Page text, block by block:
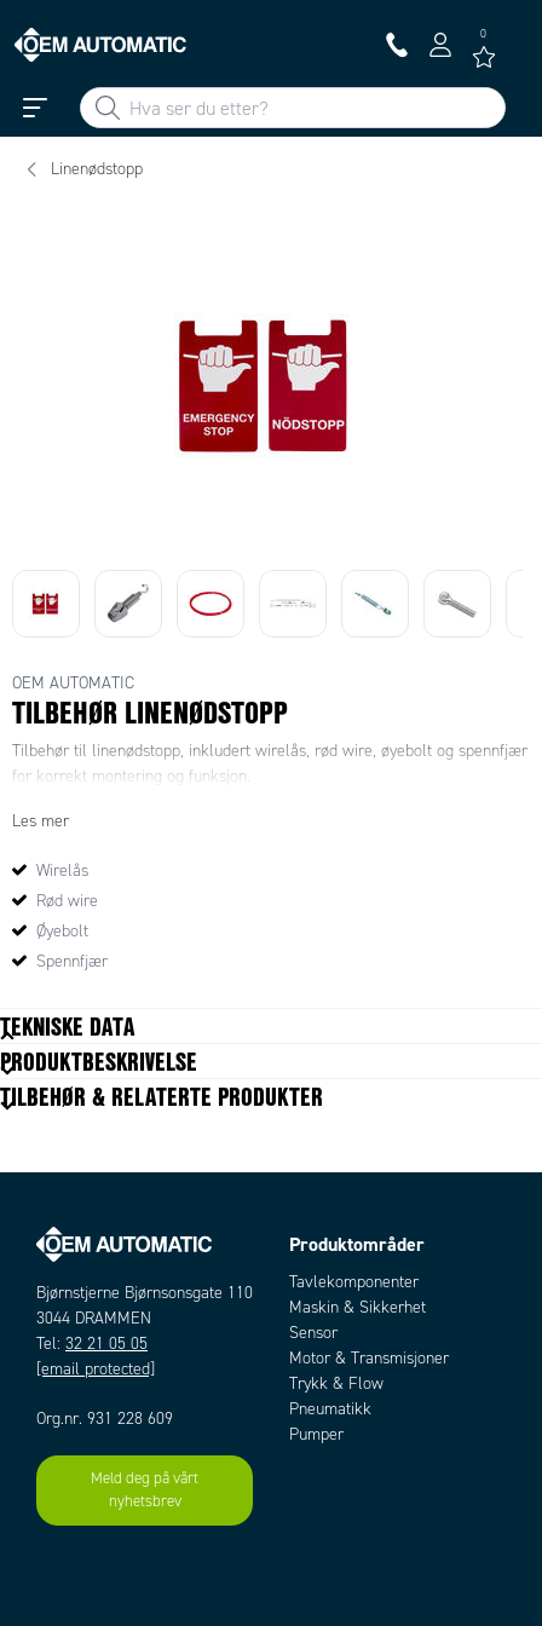
0
Linenødstopp
OEM AUTOMATIC
TILBEHØR LINENØDSTOPP
Tilbehør til linenødstopp, inkludert wirelås, rød wire, øyebolt og spennfjær
for korrekt montering og funksjon.
Les mer
Wirelås
Rød wire
Øyebolt
Spennfjær
TEKNISKE DATA
Tekniske data mangler
PRODUKTBESKRIVELSE
TILBEHØR & RELATERTE PRODUKTER
Artikler
Add to existing cart row
Bjørnstjerne Bjørnsonsgate 110
3044 DRAMMEN
Tel: 32 21 05 05
[email protected]
Org.nr. 931 228 609
Meld deg på vårt
nyhetsbrev
Produktområder
Tavlekomponenter
Maskin & Sikkerhet
Sensor
Motor & Transmisjoner
Trykk & Flow
Pneumatikk
Pumper